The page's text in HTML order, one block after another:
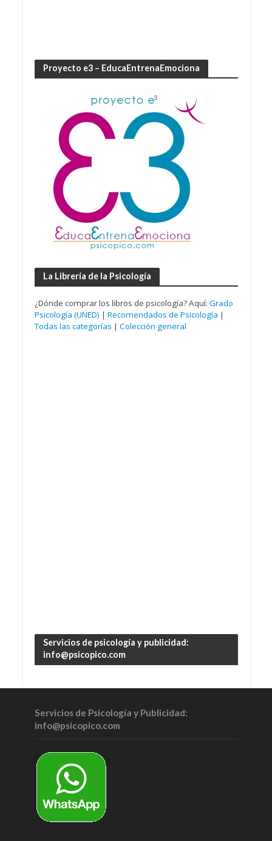
Proyecto e3 – EducaEntrenaEmociona
La Librería de la Psicología
¿Dónde comprar los libros de psicología? Aquí: Grado
Psicología (UNED) | Recomendados de Psicología |
Todas las categorías | Colección general
Servicios de psicología y publicidad:
info@psicopico.com
Servicios de Psicología y Publicidad:
info@psicopico.com